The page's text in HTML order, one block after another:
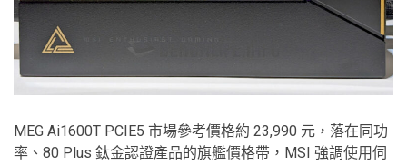
MEG Ai1600T PCIE5 市場參考價格約 23,990 元，落在同功
率、80 Plus 鈦金認證產品的旗艦價格帶，MSI 強調使用伺